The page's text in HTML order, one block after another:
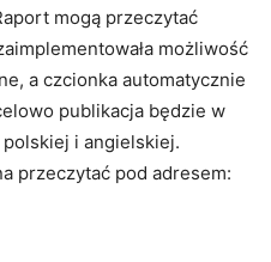
mogą przeczytać
możliwość
a czcionka automatycznie
publikacja będzie w
i angielskiej.
przeczytać pod adresem: